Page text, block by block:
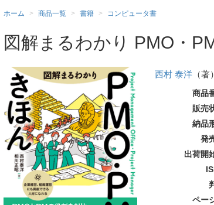
ホーム 商品一覧 書籍 コンピュータ書
図解まるわかり PMO・
西村 泰洋（著
商品
販売
納品
発
出荷開
ペー